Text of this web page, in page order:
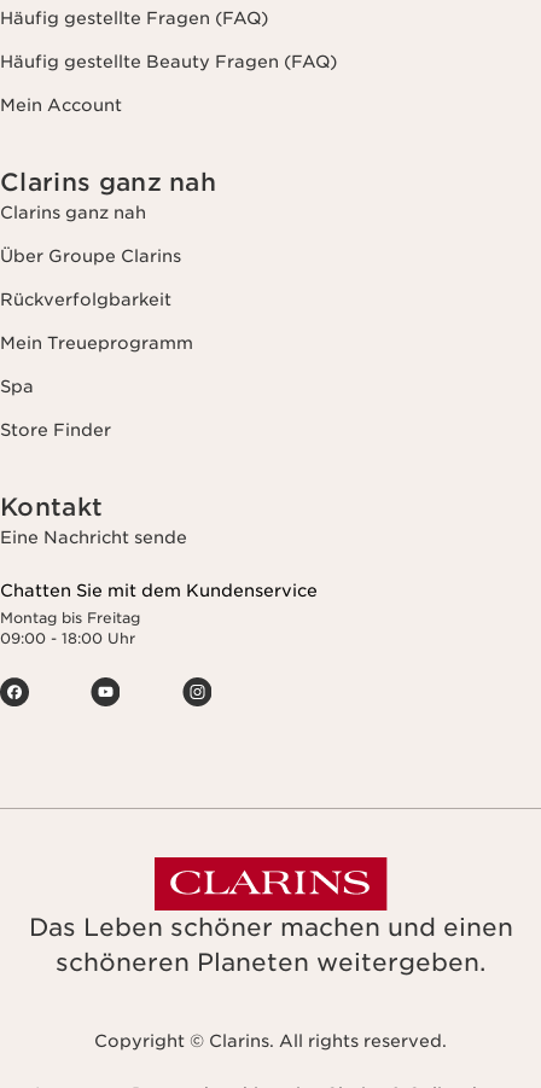
Häufig gestellte Fragen (FAQ)
Häufig gestellte Beauty Fragen (FAQ)
Mein Account
Clarins ganz nah
Clarins ganz nah
Über Groupe Clarins
Rückverfolgbarkeit
Mein Treueprogramm
Spa
Store Finder
Kontakt
Eine Nachricht sende
Chatten Sie mit dem Kundenservice
Montag bis Freitag
09:00 - 18:00 Uhr
Das Leben schöner machen und einen
schöneren Planeten weitergeben.
Copyright © Clarins. All rights reserved.